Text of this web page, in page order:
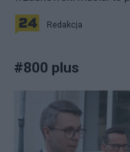
Redakcja
#800 plus